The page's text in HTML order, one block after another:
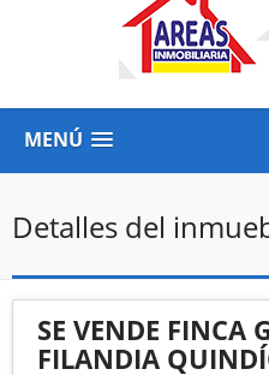
MENÚ
Detalles del
SE VENDE FINCA
FILANDIA